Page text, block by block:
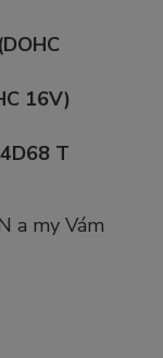
16V)
T
a my Vám